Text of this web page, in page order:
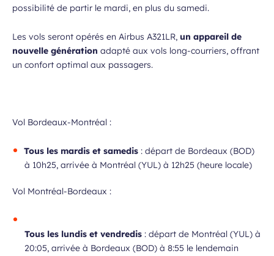
possibilité de partir le mardi, en plus du samedi.
Les vols seront opérés en Airbus A321LR, un appareil de
nouvelle génération adapté aux vols long-courriers, offrant
un confort optimal aux passagers.
Vol Bordeaux-Montréal :
Tous les mardis et samedis: départ de Bordeaux (BOD)
à 10h25, arrivée à Montréal (YUL) à 12h25 (heure locale)
Vol Montréal-Bordeaux :
Tous les lundis et vendredis : départ de Montréal (YUL) à
20:05, arrivée à Bordeaux (BOD) à 8:55 le lendemain